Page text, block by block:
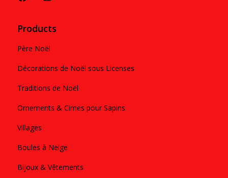
Products
Père Noël
Décorations de Noël sous Licenses
Traditions de Noël
Ornements & Cimes pour Sapins
Villages
Boules à Neige
Bijoux & Vêtements